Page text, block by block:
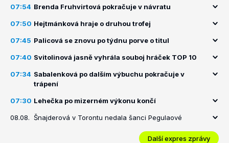
07:54 Brenda Fruhvirtová pokračuje v návratu
07:50 Hejtmánková hraje o druhou trofej
07:45 Palicová se znovu po týdnu porve o titul
07:40 Svitolinová jasně vyhrála souboj hráček TOP 10
07:34 Sabalenková po dalším výbuchu pokračuje v
trápení
07:30 Lehečka po mizerném výkonu končí
08.08. Šnajderová v Torontu nedala šanci Pegulaové
Další expres zprávy